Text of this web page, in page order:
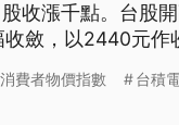
收漲千點。台股
斂，以2440元
消費者物價指數 台積